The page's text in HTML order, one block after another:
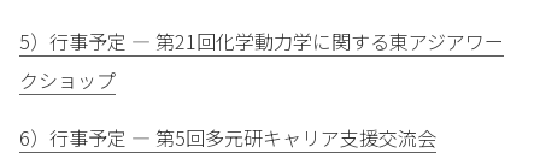
5）行事予定 — 第21回化学動力学に関する東アジアワー
クショップ
6）行事予定 — 第5回多元研キャリア支援交流会